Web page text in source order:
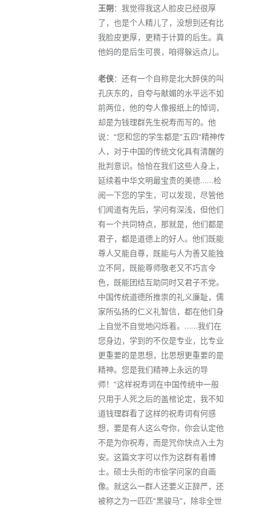
王朔：我觉得我这人脸皮已经很厚
了，也是个人精儿了，没想到还有比
我脸皮更厚，更精于计算的后生。真
他妈的是后生可畏，咱得躲远点儿。
老侠：还有一个自称是北大醉侠的叫
孔庆东的，自夸与献媚的水平远不如
前两位，他的夸人像报纸上的悼词，
却是为钱理群先生祝寿而写的。他
说：“您和您的学生都是”五四“精神传
人，对于中国的传统文化具有清醒的
批判意识。恰恰在我们这些人身上，
延续着中华文明最宝贵的美德……检
阅一下您的学生，可以发现，尽管他
们闻道有先后，学问有深浅，但他们
有一个共同特点，那就是，他们都是
君子，都是道德上的好人。他们既能
尊人又能自尊，既能与人为善又能独
立不阿，既能尊师敬老又不巧言令
色，既能团结互助同时又君子不党。
中国传统道德所推崇的礼义廉耻，儒
家所弘扬的仁义礼智信，都在他们身
上自觉不自觉地闪烁着。……我们在
您身边，学到的不仅是专业，比专业
更重要的是思想，比思想更重要的是
精神。您是我们精神上永远的导
师！”这样祝寿词在中国传统中一般
只用于人死之后的盖棺论定，我不知
道钱理群看了这样的祝寿词有何感
想，要是有人这么夸你，你会认定他
不是为你祝寿，而是咒你快点入土为
安。这篇文字可以作为这群有着博
士。硕士头衔的市侩学问家的自画
像。就这么一群人还要义正辞严，还
被称之为一匹匹“黑骏马”，除非全世